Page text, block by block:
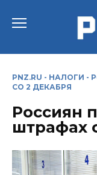
PNZ.RU - НАЛОГИ -
СО 2 ДЕКАБРЯ
Россиян
штрафах